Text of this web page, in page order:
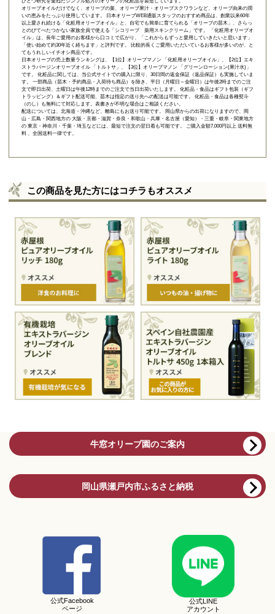
オリーブオイルだけでなく、オリーブの葉、オリーブ果汁・オリーブスクワランなど、オリーブ由来の潤
いの恵みをたっぷり使用しています。 日本オリーブWEB通販スタッフのおすすめ商品は、創業以来60年
以上愛され続ける「 化粧用オリーブオイル 」と、自宅でも簡単に育てられる「 オリーブの苗木 」、さらっ
とのびてべたつかない家族全員で使える「 シコリーブ 薬用スキンクリーム 」です。 「化粧用オリーブオ
イル」は、長年ご愛用のお客様から口コミで広がり、「これからもずっと愛用していきたいと思います」
「使い始めて約30年近く経ちます」と評判です。 比較的長くご愛用いただいているお客様が多いのが、と
てもうれしいイチオシ商品です。
日本オリーブの売上数量ランキングは、【1位】オリーブマノン 「 化粧用オリーブオイル 」、【2位】 エキ
ストラバージンオリーブオイル 「トルトサ」 、【3位】 オリーブマノン 「グリーンローション(果汁水)」
です。 化粧品に関しては、当公式サイトでの購入に限り、 30日間の返金保証（返品保証）
も実施していま
す。 一部商品（苗木・予約商品・入荷待ち商品）を除き、平日（月曜日～金曜日）は午後2時までのご注
文で即日出荷、土曜日は午後12時までのご注文で当日出荷いたします。 化粧品・食品はギフト包装（ギフ
トラッピング）＆ギフト配送可能、苗木は指定の送り先への配送は可能です。 化粧品・食品は各種熨斗
（のし）も無料にて対応します。表書きが不明な場合はご相談ください。
配送については、北海道・沖縄など、離島にもお送り可能です。 岡山県からの出荷になりますので、岡
山・広島・関西地方の 大阪・京都・滋賀・奈良・和歌山・兵庫・名古屋（愛知）・三重・岐阜・関東地方
の 東京・神奈川・千葉・埼玉などには、最短で注文の翌日着も可能です。 ご購入金額7,000円以上 送料無
料 、全国送料一律です。
この商品を見た方にはコチラもオススメ
牛窓オリーブ園のご案内
岡山県瀬戸内市ふるさと納税
公式Facebook
ページ
公式LINE
アカウント